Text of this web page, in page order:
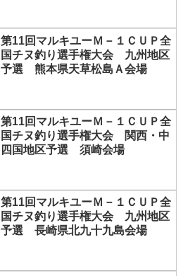
第11回マルキユーＭ－１ＣＵＰ全
国チヌ釣り選手権大会 九州地区
予選 熊本県天草松島Ａ会場
第11回マルキユーＭ－１ＣＵＰ全
国チヌ釣り選手権大会 関西・中
四国地区予選 須崎会場
第11回マルキユーＭ－１ＣＵＰ全
国チヌ釣り選手権大会 九州地区
予選 長崎県北九十九島会場